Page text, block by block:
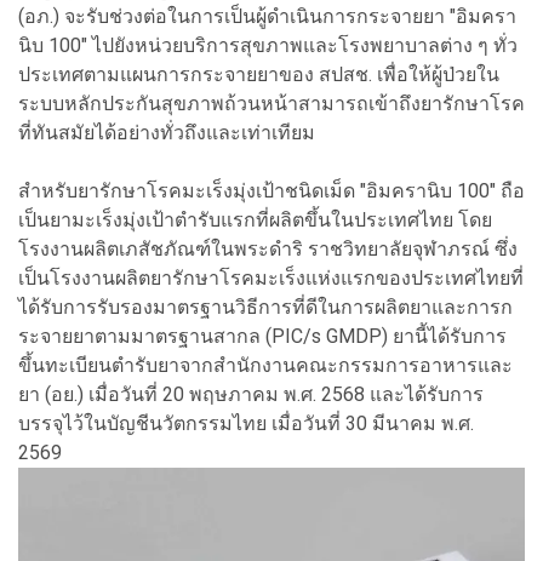
(อภ.) จะรับช่วงต่อในการเป็นผู้ดำเนินการกระจายยา "อิมครา
นิบ 100" ไปยังหน่วยบริการสุขภาพและโรงพยาบาลต่าง ๆ ทั่ว
ประเทศตามแผนการกระจายยาของ สปสช. เพื่อให้ผู้ป่วยใน
ระบบหลักประกันสุขภาพถ้วนหน้าสามารถเข้าถึงยารักษาโรค
ที่ทันสมัยได้อย่างทั่วถึงและเท่าเทียม
สำหรับยารักษาโรคมะเร็งมุ่งเป้าชนิดเม็ด "อิมครานิบ 100" ถือ
เป็นยามะเร็งมุ่งเป้าตำรับแรกที่ผลิตขึ้นในประเทศไทย โดย
โรงงานผลิตเภสัชภัณฑ์ในพระดําริ ราชวิทยาลัยจุฬาภรณ์ ซึ่ง
เป็นโรงงานผลิตยารักษาโรคมะเร็งแห่งแรกของประเทศไทยที่
ได้รับการรับรองมาตรฐานวิธีการที่ดีในการผลิตยาและการก
ระจายยาตามมาตรฐานสากล (PIC/s GMDP) ยานี้ได้รับการ
ขึ้นทะเบียนตำรับยาจากสำนักงานคณะกรรมการอาหารและ
ยา (อย.) เมื่อวันที่ 20 พฤษภาคม พ.ศ. 2568 และได้รับการ
บรรจุไว้ในบัญชีนวัตกรรมไทย เมื่อวันที่ 30 มีนาคม พ.ศ.
2569